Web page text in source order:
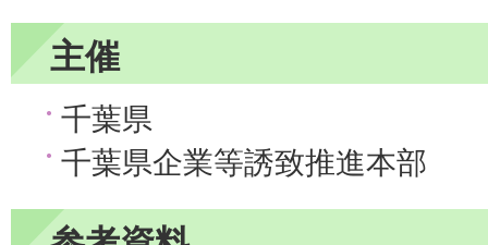
主催
千葉県
千葉県企業等誘致推進本部